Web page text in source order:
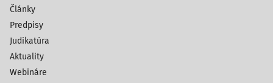
Články
Predpisy
Judikatúra
Aktuality
Webináre